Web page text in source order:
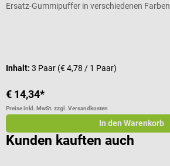
Ersatz-Gummipuffer in verschiedenen Farben
Inhalt: 3 Paar (€ 4,78 / 1 Paar)
€ 14,34*
Preise inkl. MwSt. zzgl. Versandkosten
In den Warenkorb
Kunden kauften auch